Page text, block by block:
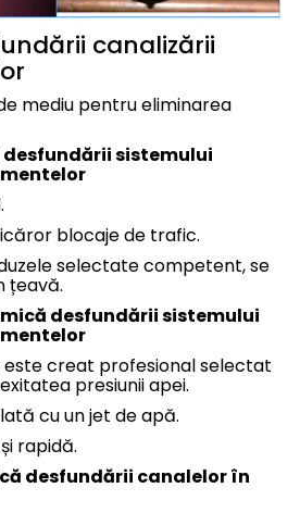
canalizării
mediu pentru eliminarea
sistemului
blocaje de trafic.
selectate competent, se
țeavă.
desfundării sistemului
creat profesional selectat
presiunii apei.
cu un jet de apă.
rapidă.
desfundării canalelor în